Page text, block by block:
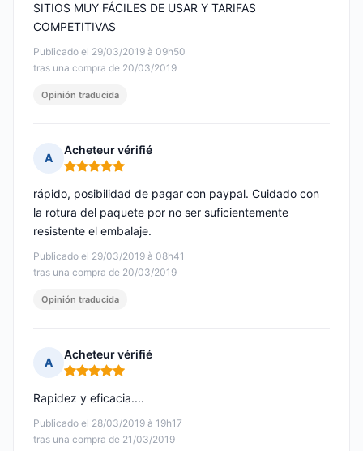
Publicado el 29/03/2019 à 09h50
tras una compra de 20/03/2019
SITIOS MUY FÁCILES DE USAR Y TARIFAS
COMPETITIVAS
Opinión traducida
A
Acheteur vérifié
Nota: 5 de 5
Publicado el 29/03/2019 à 08h41
tras una compra de 20/03/2019
rápido, posibilidad de pagar con paypal. Cuidado con
la rotura del paquete por no ser suficientemente
resistente el embalaje.
Opinión traducida
A
Acheteur vérifié
Nota: 5 de 5
Publicado el 28/03/2019 à 19h17
tras una compra de 21/03/2019
Rapidez y eficacia....